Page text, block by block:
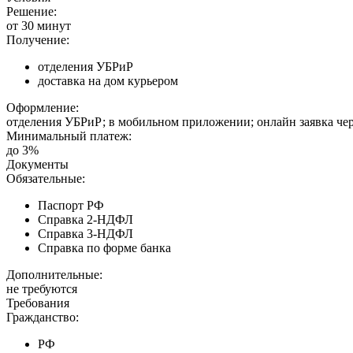
Решение:
от 30 минут
Получение:
отделения УБРиР
доставка на дом курьером
Оформление:
отделения УБРиР; в мобильном приложении; онлайн заявка
Минимальный платеж:
до 3%
Документы
Обязательные:
Паспорт РФ
Справка 2-НДФЛ
Справка 3-НДФЛ
Справка по форме банка
Дополнительные:
не требуются
Требования
Гражданство:
РФ